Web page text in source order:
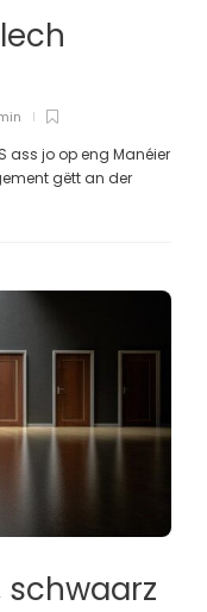
ass jo op eng Manéier
gëtt an der
schwaarz